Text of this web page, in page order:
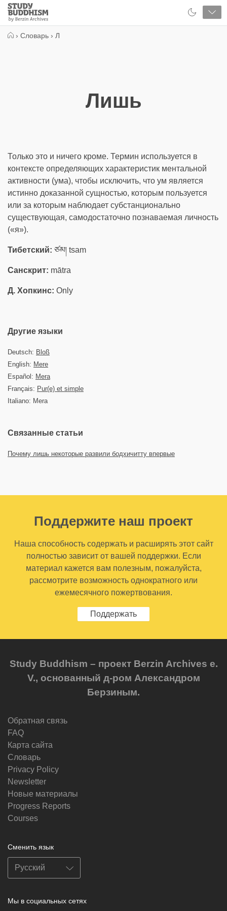
Close
Study
Buddhism
› Словарь › Л
Лишь
Только это и ничего кроме. Термин используется в
контексте определяющих характеристик ментальной
активности (ума), чтобы исключить, что ум является
истинно доказанной сущностью, которым пользуется
или за которым наблюдает субстанционально
существующая, самодостаточно познаваемая личность
(«я»).
Тибетский: ཙམ། tsam
Санскрит: mātra
Д. Хопкинс: Only
Другие языки
Deutsch: Bloß
English: Mere
Español: Mera
Français: Pur(e) et simple
Italiano: Mera
Связанные статьи
Почему лишь некоторые развили бодхичитту впервые
Поддержите наш проект
Наша способность содержать и расширять этот сайт
полностью зависит от вашей поддержки. Если
материал кажется вам полезным, пожалуйста,
рассмотрите возможность однократного или
ежемесячного пожертвования.
Поддержать
Study Buddhism – проект Berzin Archives e.
V., основанный д-ром Александром
Берзиным.
Обратная связь
FAQ
Карта сайта
Словарь
Privacy Policy
Newsletter
Новые материалы
Progress Reports
Courses
Сменить язык
Мы в социальных сетях